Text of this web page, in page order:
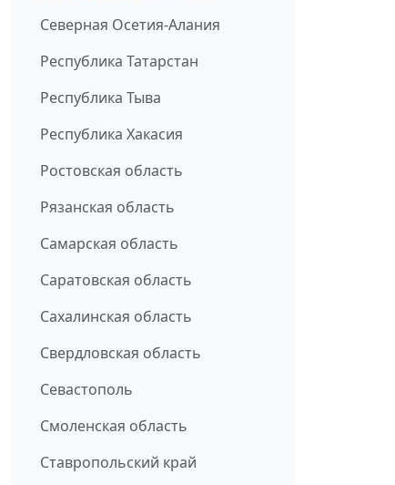
Северная Осетия-Алания
Республика Татарстан
Республика Тыва
Республика Хакасия
Ростовская область
Рязанская область
Самарская область
Саратовская область
Сахалинская область
Свердловская область
Севастополь
Смоленская область
Ставропольский край